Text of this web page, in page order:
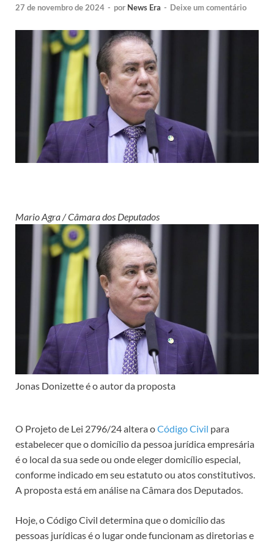
27 de novembro de 2024 - por News Era - Deixe um comentário
Mario Agra / Câmara dos Deputados
Jonas Donizette é o autor da proposta
O Projeto de Lei 2796/24 altera oCódigo Civil para
estabelecer que o domicílio da pessoa jurídica empresária
é o local da sua sede ou onde eleger domicílio especial,
conforme indicado em seu estatuto ou atos constitutivos.
A proposta está em análise na Câmara dos Deputados.
Hoje, o Código Civil determina que o domicílio das
pessoas jurídicas é o lugar onde funcionam as diretorias e